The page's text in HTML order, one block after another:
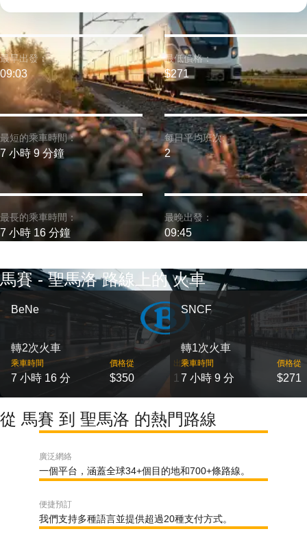
最短的乘車時間：
7 小時 9 分鐘
最早出發：
09:03
最長的乘車時間：
7 小時 16 分鐘
最低價格：
$271
每日平均班次:
2
最晚出發：
09:45
馬賽 - 聖馬洛 路線上的 火車
BeNe
轉2次火車
乘車時間
7 小時 16 分
價格從
$350
出發
1
SNCF
轉1次火車
乘車時間
7 小時 9 分
價格從
$271
從 馬賽 到 聖馬洛 的熱門路線
廣泛網絡
一個平台，涵蓋全球34+個目的地和700+條路線。
便捷預訂
我們支持多種語言並提供超過20種支付方式。